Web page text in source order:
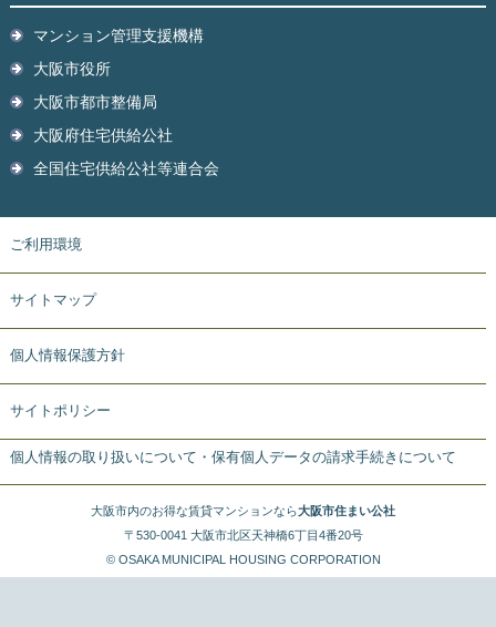
マンション管理支援機構
大阪市役所
大阪市都市整備局
大阪府住宅供給公社
全国住宅供給公社等連合会
ご利用環境
サイトマップ
個人情報保護方針
サイトポリシー
個人情報の取り扱いについて・保有個人データの請求手続きについて
大阪市内のお得な賃貸マンションなら大阪市住まい公社
〒530-0041 大阪市北区天神橋6丁目4番20号
© OSAKA MUNICIPAL HOUSING CORPORATION